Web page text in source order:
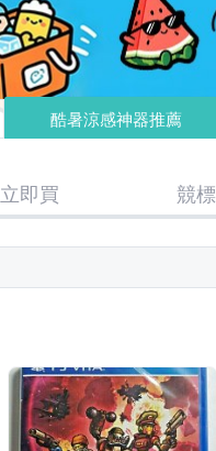
酷暑涼感神器推薦
立即買 競標